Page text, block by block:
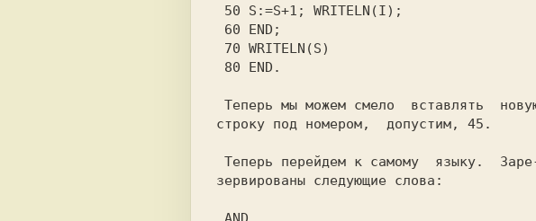
строку под номером,  допустим, 45.
зервированы следующие слова: